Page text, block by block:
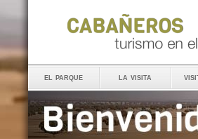
el parque la visita